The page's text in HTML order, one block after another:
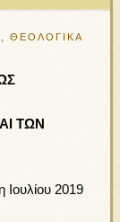
ΘΕΟΛΟΓΙΚΑ
ΤΩΝ
Ιουλίου 2019